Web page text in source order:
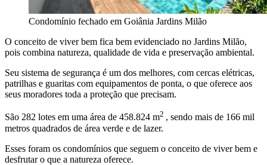
Condomínio fechado em Goiânia Jardins Milão
O conceito de viver bem fica bem evidenciado no Jardins Milão,
pois combina natureza, qualidade de vida e preservação ambiental.
Seu sistema de segurança é um dos melhores, com cercas elétricas,
patrilhas e guaritas com equipamentos de ponta, o que oferece aos
seus moradores toda a proteção que precisam.
São 282 lotes em uma área de 458.824 m2 , sendo mais de 166 mil
metros quadrados de área verde e de lazer.
Esses foram os condomínios que seguem o conceito de viver bem e
desfrutar o que a natureza oferece.